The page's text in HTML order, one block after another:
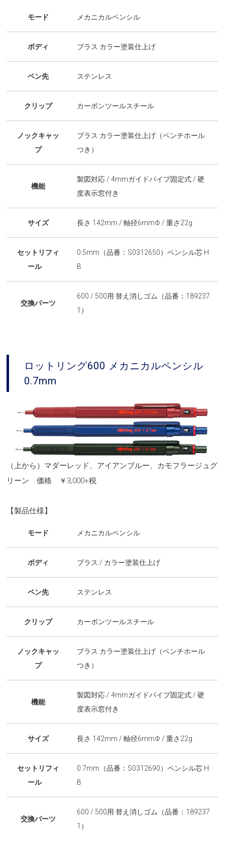
モード メカニカルペンシル
ボディ ブラス カラー塗装仕上げ
ペン先 ステンレス
クリップ カーボンツールスチール
ノックキャッ
プ
ブラス カラー塗装仕上げ（ベンチホール
つき）
機能
製図対応 / 4mmガイドパイプ固定式 / 硬
度表示窓付き
サイズ 長さ 142mm / 軸径6mmΦ / 重さ22g
セットリフィ
ール
0.5mm（品番：S0312650）ペンシル芯 H
B
交換パーツ
600 / 500用 替え消しゴム（品番：189237
1）
ロットリング600 メカニカルペンシル
0.7mm
（上から）マダーレッド、アイアンブルー、カモフラージュグ
リーン 価格 ￥3,000+税
【製品仕様】
モード メカニカルペンシル
ボディ ブラス / カラー塗装仕上げ
ペン先 ステンレス
クリップ カーボンツールスチール
ノックキャッ
プ
ブラス カラー塗装仕上げ（ベンチホール
つき）
機能
製図対応 / 4mmガイドパイプ固定式 / 硬
度表示窓付き
サイズ 長さ 142mm / 軸径6mmΦ / 重さ22g
セットリフィ
ール
0.7mm（品番：S0312690）ペンシル芯 H
B
交換パーツ
600 / 500用 替え消しゴム（品番：189237
1）